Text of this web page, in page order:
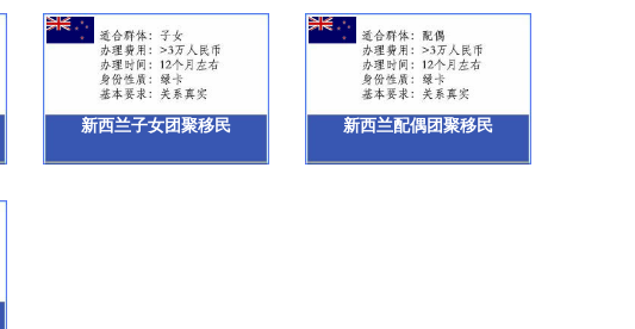
新西兰子女团聚移民 新西兰配偶团聚移民